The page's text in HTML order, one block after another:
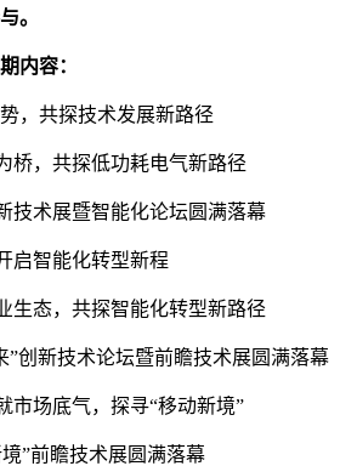
。
内容：
，共探技术发展新路径
桥，共探低功耗电气新路径
技术展暨智能化论坛圆满落幕
启智能化转型新程
生态，共探智能化转型新路径
”创新技术论坛暨前瞻技术展圆满落幕
市场底气，探寻“移动新境”
”前瞻技术展圆满落幕